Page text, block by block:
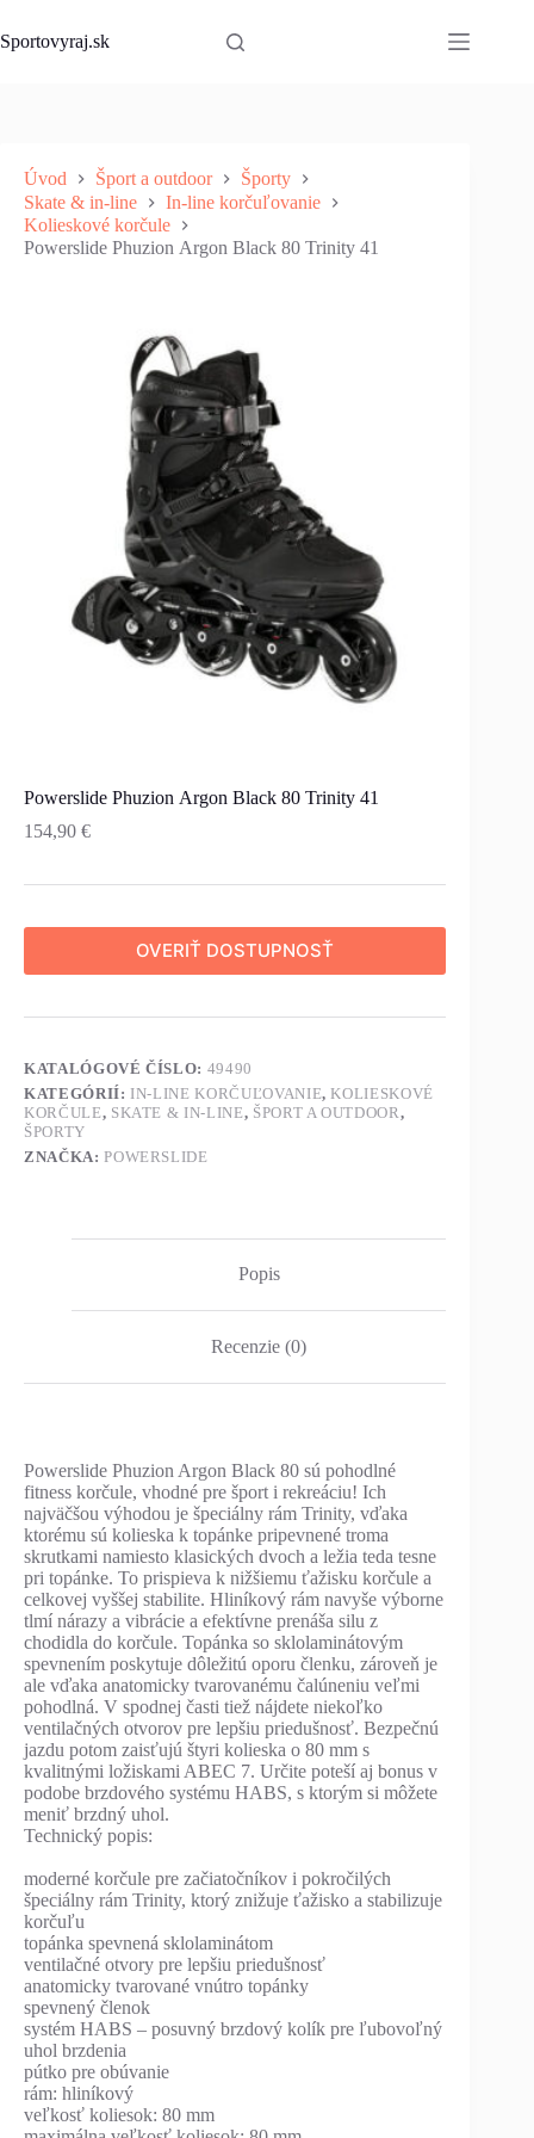
to
content
Sportovyraj.sk
Úvod Šport a outdoor
Športy
Skate & in-line
In-line korčuľovanie
Kolieskové korčule
Powerslide Phuzion Argon Black 80 Trinity 41
Powerslide Phuzion Argon Black 80 Trinity 41
154,90 €
OVERIŤ DOSTUPNOSŤ
KATALÓGOVÉ ČÍSLO: 49490
KATEGÓRIÍ: IN-LINE KORČUĽOVANIE,KOLIESKOVÉ
KORČULE, SKATE & IN-LINE, ŠPORT A OUTDOOR ,
ŠPORTY
ZNAČKA:POWERSLIDE
Popis
Recenzie (0)
Powerslide Phuzion Argon Black 80 sú pohodlné
fitness korčule, vhodné pre šport i rekreáciu! Ich
najväčšou výhodou je špeciálny rám Trinity, vďaka
ktorému sú kolieska k topánke pripevnené troma
skrutkami namiesto klasických dvoch a ležia teda tesne
pri topánke. To prispieva k nižšiemu ťažisku korčule a
celkovej vyššej stabilite. Hliníkový rám navyše výborne
tlmí nárazy a vibrácie a efektívne prenáša silu z
chodidla do korčule. Topánka so sklolaminátovým
spevnením poskytuje dôležitú oporu členku, zároveň je
ale vďaka anatomicky tvarovanému čalúneniu veľmi
pohodlná. V spodnej časti tiež nájdete niekoľko
ventilačných otvorov pre lepšiu priedušnosť. Bezpečnú
jazdu potom zaisťujú štyri kolieska o 80 mm s
kvalitnými ložiskami ABEC 7. Určite poteší aj bonus v
podobe brzdového systému HABS, s ktorým si môžete
meniť brzdný uhol.
Technický popis:
moderné korčule pre začiatočníkov i pokročilých
špeciálny rám Trinity, ktorý znižuje ťažisko a stabilizuje
korčuľu
topánka spevnená sklolaminátom
ventilačné otvory pre lepšiu priedušnosť
anatomicky tvarované vnútro topánky
spevnený členok
systém HABS – posuvný brzdový kolík pre ľubovoľný
uhol brzdenia
pútko pre obúvanie
rám: hliníkový
veľkosť koliesok: 80 mm